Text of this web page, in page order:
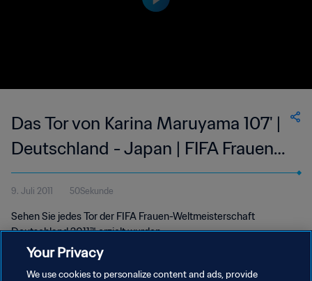
Das Tor von Karina Maruyama 107' |
Deutschland - Japan | FIFA Frauen-
Weltmeisterschaft Deutschland
2011™
9. Juli 2011 50Sekunde
Sehen Sie jedes Tor der FIFA Frauen-Weltmeisterschaft
Deutschland 2011™ erzielt wurden.
Your Privacy
We use cookies to personalize content and ads, provide